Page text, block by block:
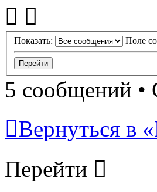
Показать: Поле
5 сообщений •
Вернуться в
Перейти